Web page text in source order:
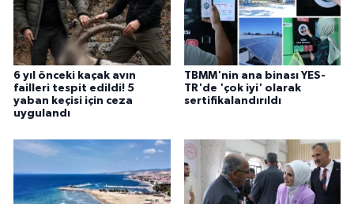
6 yıl önceki kaçak avın
failleri tespit edildi! 5
yaban keçisi için ceza
uygulandı
TBMM'nin ana binası YES-
TR'de 'çok iyi' olarak
sertifikalandırıldı